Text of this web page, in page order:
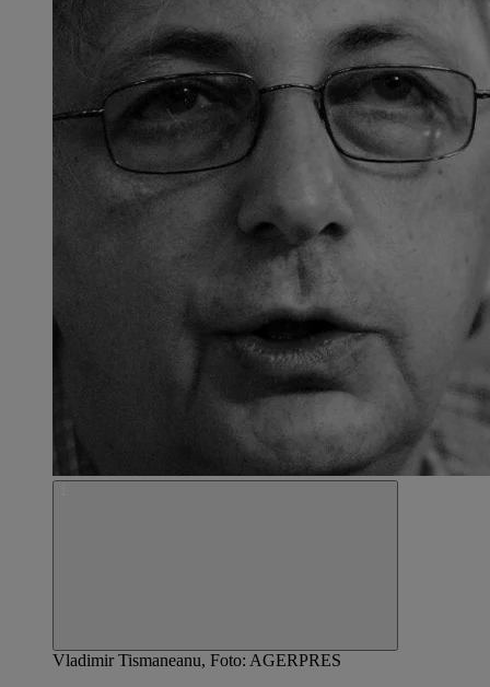
Vladimir Tismaneanu, Foto: AGERPRES